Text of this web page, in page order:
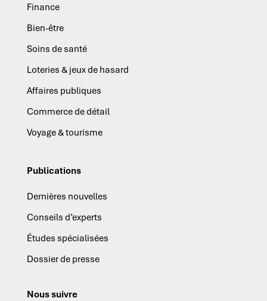
Finance
Bien-être
Soins de santé
Loteries & jeux de hasard
Affaires publiques
Commerce de détail
Voyage & tourisme
Publications
Dernières nouvelles
Conseils d’experts
Études spécialisées
Dossier de presse
Nous suivre